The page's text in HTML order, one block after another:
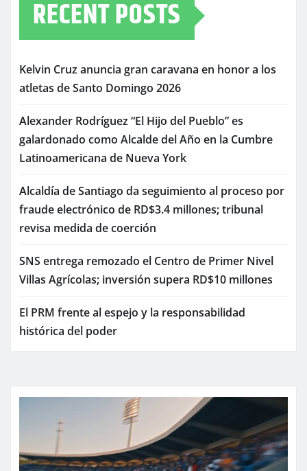
RECENT POSTS
Kelvin Cruz anuncia gran caravana en honor a los
atletas de Santo Domingo 2026
Alexander Rodríguez “El Hijo del Pueblo” es
galardonado como Alcalde del Año en la Cumbre
Latinoamericana de Nueva York
Alcaldía de Santiago da seguimiento al proceso por
fraude electrónico de RD$3.4 millones; tribunal
revisa medida de coerción
SNS entrega remozado el Centro de Primer Nivel
Villas Agrícolas; inversión supera RD$10 millones
El PRM frente al espejo y la responsabilidad
histórica del poder